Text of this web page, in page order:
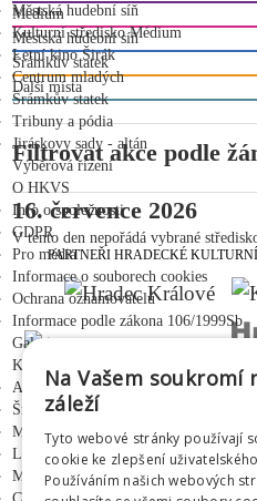
Městská hudební síň
Kulturní středisko Médium
Letní kino Širák
Centrum mladých
Šrámkův statek
Tribuny a pódia
Jiráskovy sady - altán
Výběrová řízení
O HKVS
Info o společnosti
GDPR
Pro média
Informace o souborech cookies
Ochrana oznamovatelů
Informace podle zákona 106/1999Sb
Galerie
Kontakty
Adalbertinum
Šrámkův statek
Městská hudební síň
Letní kino Širák
Médium
Medium
Městská hudební síň
Šrámkův statek
Další místa
Filtrovat akce podle
16. července 2026
V tento den nepořádá vybrané
PARTNEŘI HRADECKÉ
MEDIÁLNÍ
Na Vašem soukromí
záleží
Tyto webové stránky používají
cookie ke zlepšení
Používáním našich webových